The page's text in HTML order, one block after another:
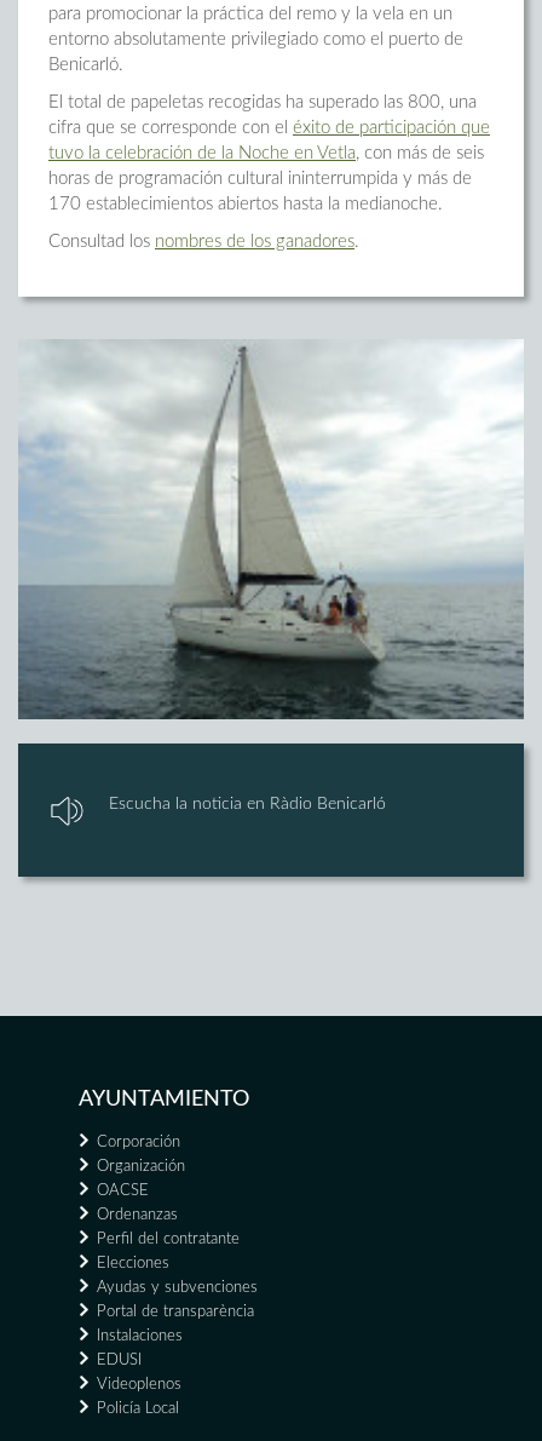
para promocionar la práctica del remo y la vela en un
entorno absolutamente privilegiado como el puerto de
Benicarló.
El total de papeletas recogidas ha superado las 800, una
cifra que se corresponde con el éxito de participación que
tuvo la celebración de la Noche en Vetla, con más de seis
horas de programación cultural ininterrumpida y más de
170 establecimientos abiertos hasta la medianoche.
Consultad los nombres de los ganadores.
Escucha la noticia en Ràdio Benicarló
AYUNTAMIENTO
Corporación
Organización
OACSE
Ordenanzas
Perfil del contratante
Elecciones
Ayudas y subvenciones
Portal de transparència
Instalaciones
EDUSI
Videoplenos
Policía Local